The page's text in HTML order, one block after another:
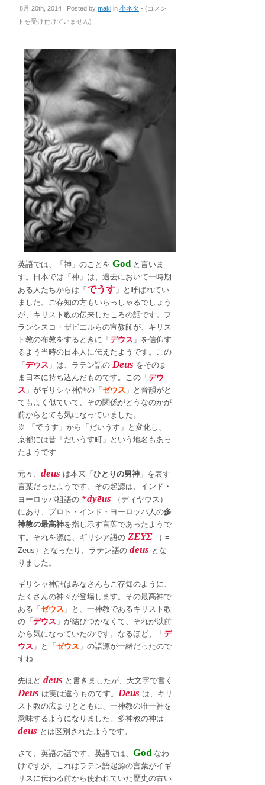
8月 20th, 2014 | Posted by maki in 小ネタ - (英
日
コメン
トを受け付けていません)
英語では、「神」のことを Godと言いま
す。日本では「神」は、過去において一時期
ある人たちからは「 でうす 」と呼ばれてい
ました。ご存知の方もいらっしゃるでしょう
が、キリスト教の伝来したころの話です。フ
ランシスコ・ザビエルらの宣教師が、キリス
ト教の布教をするときに「 デウス 」を信仰す
るよう当時の日本人に伝えたようです。この
「 デウス 」は、ラテン語の Deus をそのま
ま日本に持ち込んだものです。この「 デウ
ス 」がギリシャ神話の「 ゼウス 」と音韻がと
てもよく似ていて、その関係がどうなのかが
前からとても気になっていました。
※ 「でうす」から「だいうす」と変化し、
京都には昔「だいうす町」という地名もあっ
たようです
元々、 deus は本来「 ひとりの男神 」を表す
言葉だったようです。その起源は、インド・
ヨーロッパ祖語の *dyēus （ディヤウス）
にあり、プロト・インド・ヨーロッパ人の多
神教の最高神を指し示す言葉であったようで
す。それを源に、ギリシア語の ΖΕΥΣ （ =
Zeus）となったり、ラテン語の deus とな
りました。
ギリシャ神話はみなさんもご存知のように、
たくさんの神々が登場します。その最高神で
ある「 ゼウス 」と、一神教であるキリスト教
の「 デウス 」が結びつかなくて、それが以前
から気になっていたのです。なるほど、「 デ
ウス 」と「 ゼウス 」の語源が一緒だったので
すね
先ほど deus と書きましたが、大文字で書く
Deus は実は違うものです。 Deus は、キリ
スト教の広まりとともに、一神教の唯一神を
意味するようになりました。多神教の神は
deus とは区別されたようです。
さて、英語の話です。英語では、 Godなわ
けですが、これはラテン語起源の言葉がイギ
リスに伝わる前から使われていた歴史の古い